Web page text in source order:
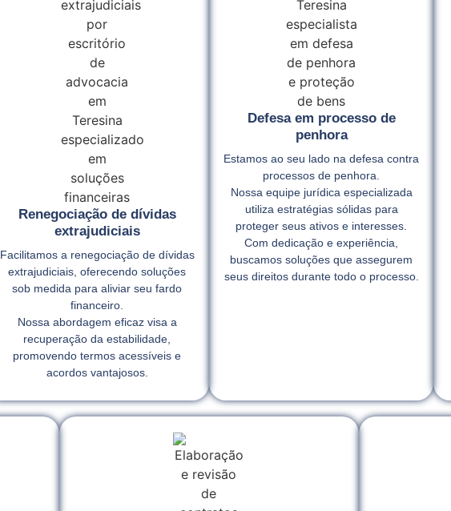
Renegociação de dívidas
extrajudiciais
Facilitamos a renegociação de dívidas
extrajudiciais, oferecendo soluções
sob medida para aliviar seu fardo
financeiro.
Nossa abordagem eficaz visa a
recuperação da estabilidade,
promovendo termos acessíveis e
acordos vantajosos.
Defesa em processo de
penhora
Estamos ao seu lado na defesa contra
processos de penhora.
Nossa equipe jurídica especializada
utiliza estratégias sólidas para
proteger seus ativos e interesses.
Com dedicação e experiência,
buscamos soluções que assegurem
seus direitos durante todo o processo.